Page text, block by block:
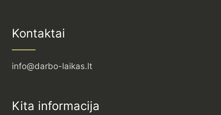
Kontaktai
info@darbo-laikas.lt
Kita informacija